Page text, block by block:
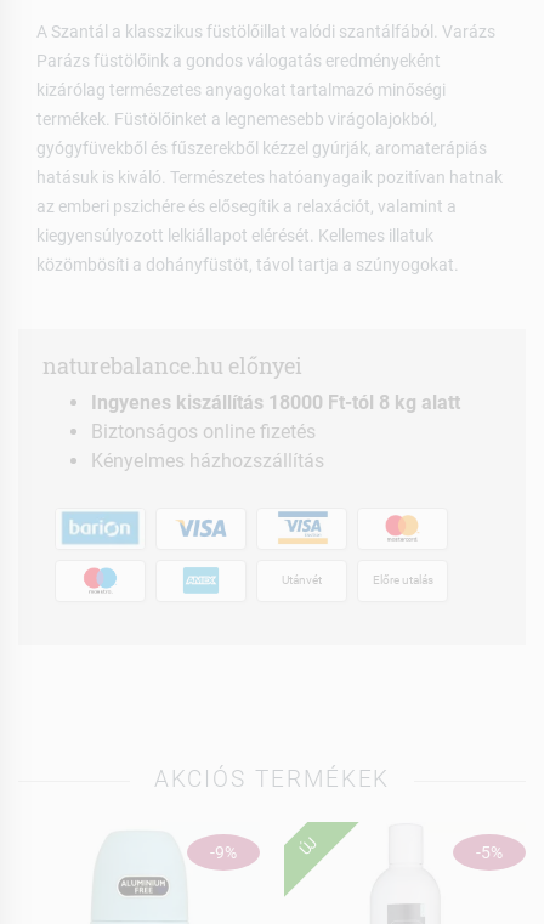
A Szantál a klasszikus füstölőillat valódi szantálfából. Varázs
Parázs füstölőink a gondos válogatás eredményeként
kizárólag természetes anyagokat tartalmazó minőségi
termékek. Füstölőinket a legnemesebb virágolajokból,
gyógyfüvekből és fűszerekből kézzel gyúrják, aromaterápiás
hatásuk is kiváló. Természetes hatóanyagaik pozitívan hatnak
az emberi pszichére és elősegítik a relaxációt, valamint a
kiegyensúlyozott lelkiállapot elérését. Kellemes illatuk
közömbösíti a dohányfüstöt, távol tartja a szúnyogokat.
naturebalance.hu előnyei
Ingyenes kiszállítás 18000 Ft-tól 8 kg alatt
Biztonságos online fizetés
Kényelmes házhozszállítás
Utánvét Előre utalás
AKCIÓS TERMÉKEK
-9% -5%
ÚJ